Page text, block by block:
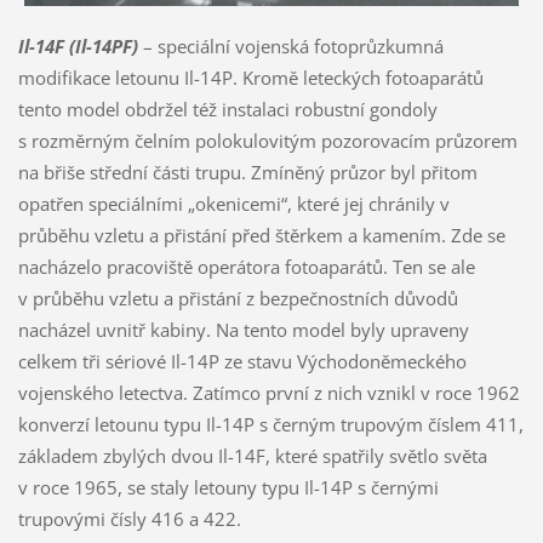
Il-14F (Il-14PF)– speciální vojenská fotoprůzkumná
modifikace letounu Il-14P. Kromě leteckých fotoaparátů
tento model obdržel též instalaci robustní gondoly
s rozměrným čelním polokulovitým pozorovacím průzorem
na břiše střední části trupu. Zmíněný průzor byl přitom
opatřen speciálními „okenicemi“, které jej chránily v
průběhu vzletu a přistání před štěrkem a kamením. Zde se
nacházelo pracoviště operátora fotoaparátů. Ten se ale
v průběhu vzletu a přistání z bezpečnostních důvodů
nacházel uvnitř kabiny. Na tento model byly upraveny
celkem tři sériové Il-14P ze stavu Východoněmeckého
vojenského letectva. Zatímco první z nich vznikl v roce 1962
konverzí letounu typu Il-14P s černým trupovým číslem 411,
základem zbylých dvou Il-14F, které spatřily světlo světa
v roce 1965, se staly letouny typu Il-14P s černými
trupovými čísly 416 a 422.